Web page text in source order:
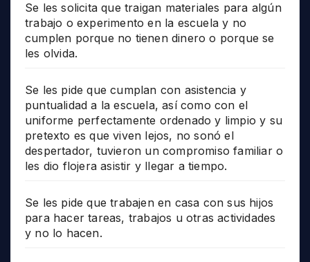
Se les solicita que traigan materiales para algún
trabajo o experimento en la escuela y no
cumplen porque no tienen dinero o porque se
les olvida.
Se les pide que cumplan con asistencia y
puntualidad a la escuela, así como con el
uniforme perfectamente ordenado y limpio y su
pretexto es que viven lejos, no sonó el
despertador, tuvieron un compromiso familiar o
les dio flojera asistir y llegar a tiempo.
Se les pide que trabajen en casa con sus hijos
para hacer tareas, trabajos u otras actividades
y no lo hacen.